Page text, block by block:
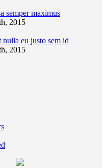
semper maximus
2015
eu justo sem id
2015